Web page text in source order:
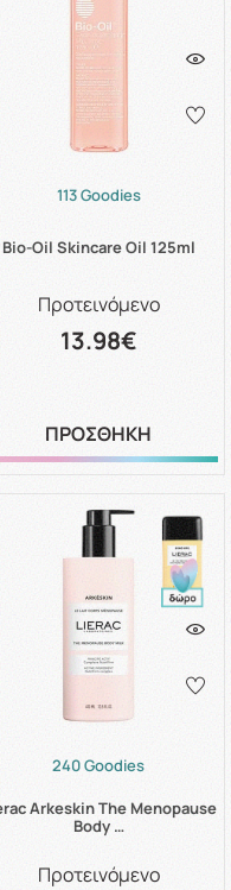
113 Goodies
Bio-Oil Skincare Oil 125ml
Προτεινόμενο
13.98€
ΠΡΟΣΘΗΚΗ
240 Goodies
Arkeskin The Menopause
Body …
Προτεινόμενο